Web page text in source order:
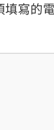
填寫的